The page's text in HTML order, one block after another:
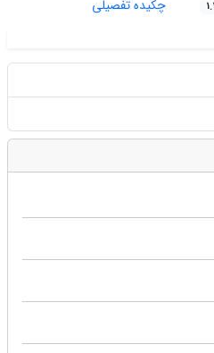
چکیده تفصیلی